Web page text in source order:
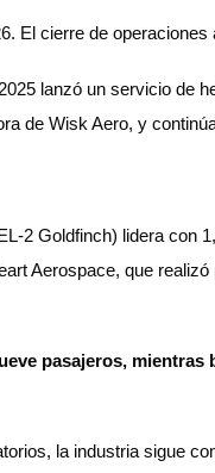
El cierre de
lanzó un servicio de
de Wisk Aero, y
2 Goldfinch) lidera
Aerospace, que
pasajeros,
la industria sigue